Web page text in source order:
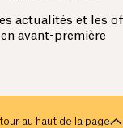
actualités et les
en avant-première
au haut de la page